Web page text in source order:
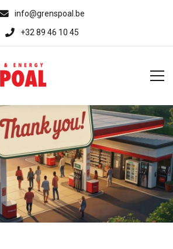
info@grenspoal.be
+32 89 46 10 45